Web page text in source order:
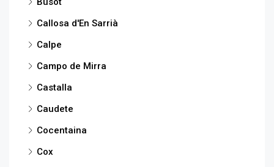
Callosa d'En Sarrià
Calpe
Campo de Mirra
Castalla
Caudete
Cocentaina
Cox